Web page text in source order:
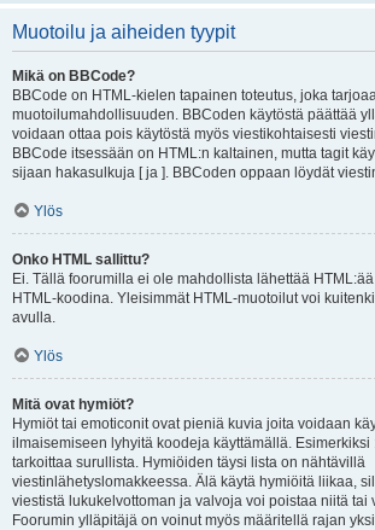
Muotoilu ja aiheiden tyypit
Mikä on BBCode?
BBCode on HTML-kielen tapainen toteutus, joka
muotoilumahdollisuuden. BBCoden käytöstä päättää
voidaan ottaa pois käytöstä myös viestikohtaisesti
BBCode itsessään on HTML:n kaltainen, mutta tagit
sijaan hakasulkuja [ ja ]. BBCoden oppaan löydät
Ylös
Onko HTML sallittu?
Ei. Tällä foorumilla ei ole mahdollista lähettää
HTML-koodina. Yleisimmät HTML-muotoilut voi
avulla.
Ylös
Mitä ovat hymiöt?
Hymiöt tai emoticonit ovat pieniä kuvia joita voidaan
ilmaisemiseen lyhyitä koodeja käyttämällä. Esimerkiksi
tarkoittaa surullista. Hymiöiden täysi lista on nähtävillä
viestinlähetyslomakkeessa. Älä käytä hymiöitä liikaa,
viestistä lukukelvottoman ja valvoja voi poistaa niitä tai
Foorumin ylläpitäjä on voinut myös määritellä rajan